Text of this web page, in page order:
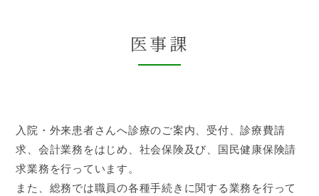
医事課
入院・外来患者さんへ診療のご案内、受付、診療費請
求、会計業務をはじめ、社会保険及び、国民健康保険請
求業務を行っています。
また、総務では職員の各種手続きに関する業務を行って